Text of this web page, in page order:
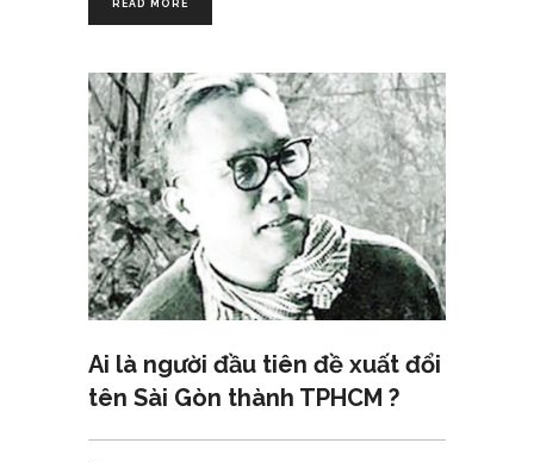
READ MORE
Ai là người đầu tiên đề xuất đổi
tên Sài Gòn thành TPHCM ?